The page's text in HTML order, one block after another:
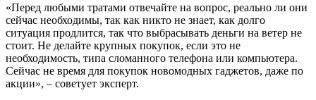
«Перед любыми тратами отвечайте на вопрос, реально ли они
сейчас необходимы, так как никто не знает, как долго
ситуация продлится, так что выбрасывать деньги на ветер не
стоит. Не делайте крупных покупок, если это не
необходимость, типа сломанного телефона или компьютера.
Сейчас не время для покупок новомодных гаджетов, даже по
акции», – советует эксперт.